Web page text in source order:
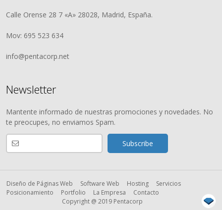
Calle Orense 28 7 «A» 28028, Madrid, España.
Mov: 695 523 634
info@pentacorp.net
Newsletter
Mantente informado de nuestras promociones y novedades. No
te preocupes, no enviamos Spam.
Diseño de Páginas Web Software Web Hosting
Servicios
Posicionamiento
Portfolio La Empresa
Contacto
Copyright @ 2019 Pentacorp